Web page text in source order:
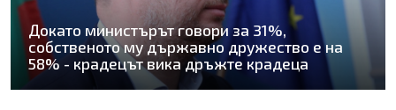
Докато министърът говори за 31%,
собственото му държавно дружество е на
58% - крадецът вика дръжте крадеца